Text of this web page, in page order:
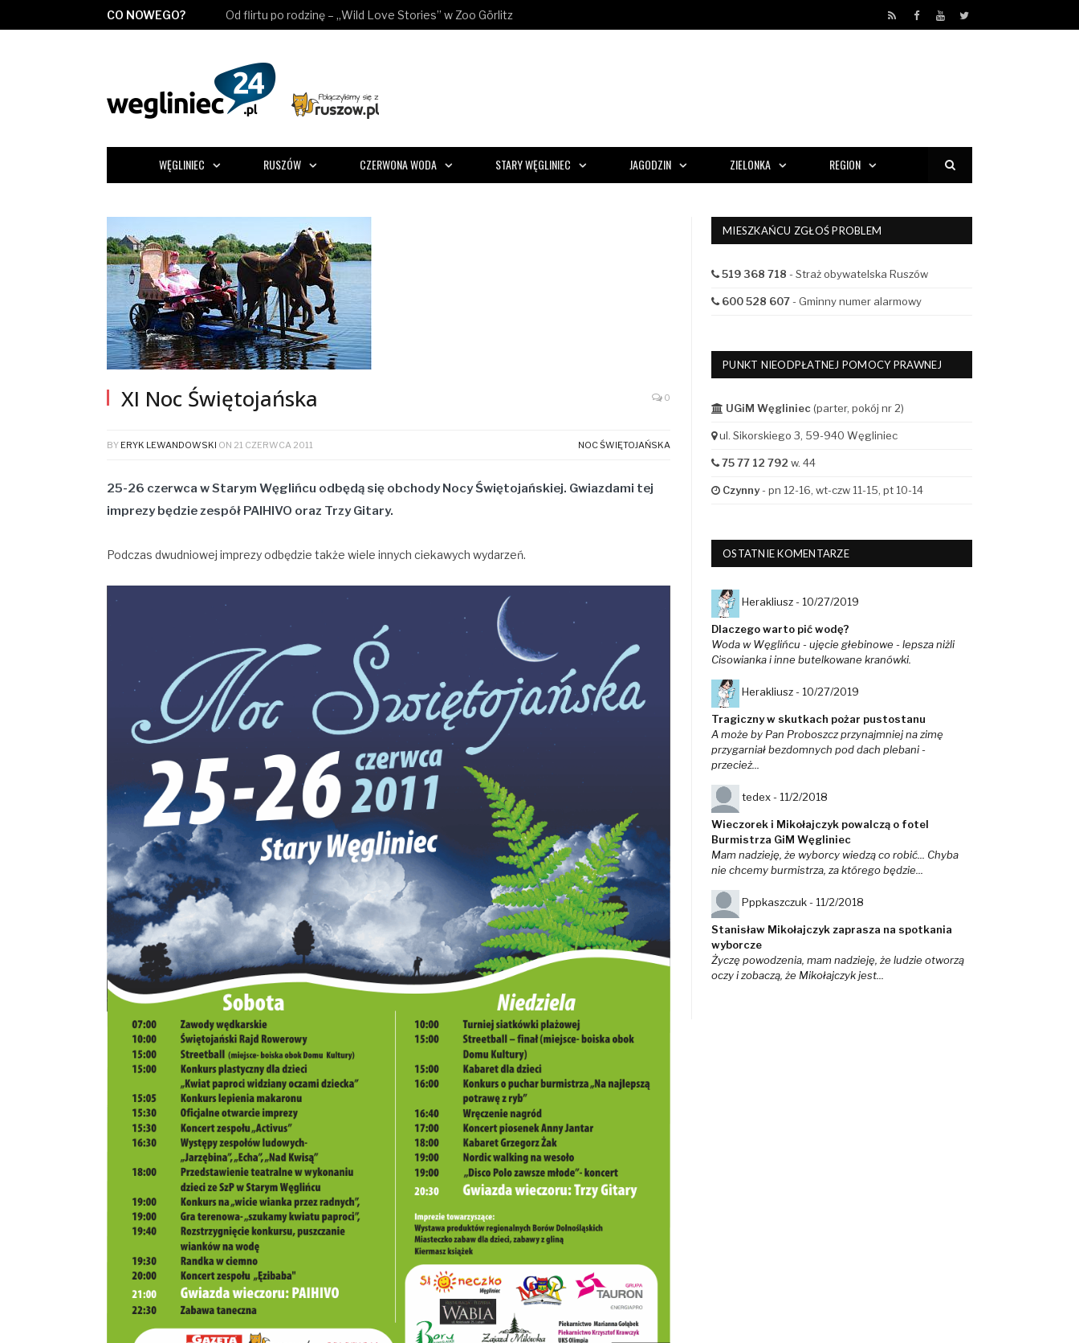
CO NOWEGO? Od flirtu po rodzinę – „Wild Love Stories” w Zoo Görlitz RSS Facebook
YouTube
Twitter
WĘGLINIEC RUSZÓW CZERWONA WODA STARY WĘGLINIEC JAGODZIN ZIELONKA REGION
XI Noc Świętojańska 0
BY ERYK LEWANDOWSKI ON 21 CZERWCA 2011 NOC ŚWIĘTOJAŃSKA
25-26 czerwca w Starym Węglińcu odbędą się obchody Nocy Świętojańskiej. Gwiazdami tej
imprezy będzie zespół PAIHIVO oraz Trzy Gitary.
Podczas dwudniowej imprezy odbędzie także wiele innych ciekawych wydarzeń.
MIESZKAŃCU ZGŁOŚ PROBLEM
519 368 718 - Straż obywatelska Ruszów
600 528 607- Gminny numer alarmowy
PUNKT NIEODPŁATNEJ POMOCY PRAWNEJ
UGiM Węgliniec (parter, pokój nr 2)
ul. Sikorskiego 3, 59-940 Węgliniec
75 77 12 792 w. 44
Czynny- pn 12-16, wt-czw 11-15, pt 10-14
OSTATNIE KOMENTARZE
Herakliusz - 10/27/2019
Dlaczego warto pić wodę?
Woda w Węglińcu - ujęcie głebinowe - lepsza niżli
Cisowianka i inne butelkowane kranówki.
Herakliusz - 10/27/2019
Tragiczny w skutkach pożar pustostanu
A może by Pan Proboszcz przynajmniej na zimę
przygarniał bezdomnych pod dach plebani -
przecież...
tedex - 11/2/2018
Wieczorek i Mikołajczyk powalczą o fotel
Burmistrza GiM Węgliniec
Mam nadzieję, że wyborcy wiedzą co robić... Chyba
nie chcemy burmistrza, za którego będzie...
Pppkaszczuk - 11/2/2018
Stanisław Mikołajczyk zaprasza na spotkania
wyborcze
Życzę powodzenia, mam nadzieję, że ludzie otworzą
oczy i zobaczą, że Mikołajczyk jest...